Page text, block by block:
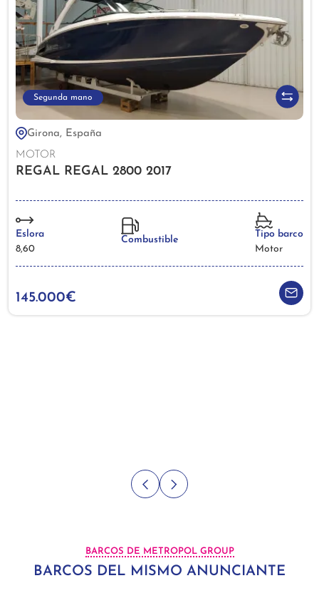
Segunda mano
Girona, España
MOTOR
REGAL REGAL 2800 2017
Eslora
8,60
Combustible
Tipo barco
Motor
145.000€
BARCOS DE METROPOL GROUP
BARCOS DEL MISMO ANUNCIANTE